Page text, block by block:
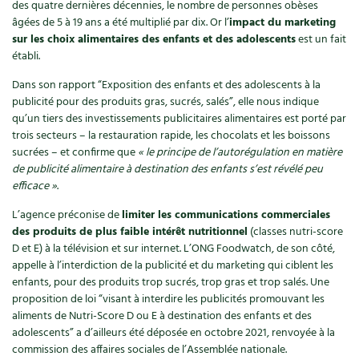
Cuisine saine
Cures, régimes
Techniques, conservation, organisation
Agenda, calendrier
NOUVEAUTÉS
Feuilleter le catalogue
Le magazineLes 4 saisons
Cartes cadeau
Séjourner en Trièves
Nous contacter
Bricolages au jardin
Outils et ustensiles du jardin
Biodiversité
Ravageurs et maladies au jardin
Petit élevage
Cuisine saine
Alimentation et nutrition
Recettes de printemps
Recettes par type de plat
Recettes sans gluten
Les chroniques de Marie
Forums
Jardin bio
Habitat écologique
Cuisine saine
Société et alternatives
Les 4 saisons& vous
Questions à la rédaction
Entre abonné·es
des quatre dernières décennies, le nombre de personnes obèses
âgées de 5 à 19 ans a été multiplié par dix. Or l’impact du marketing
sur les choix alimentaires des enfants et des adolescentsest un fait
établi.
Dans son rapport “Exposition des enfants et des adolescents à la
publicité pour des produits gras, sucrés, salés”, elle nous indique
qu’un tiers des investissements publicitaires alimentaires est porté par
trois secteurs – la restauration rapide, les chocolats et les boissons
sucrées – et confirme que« le principe de l’autorégulation en matière
de publicité alimentaire à destination des enfants s’est révélé peu
efficace ».
L’agence préconise delimiter les communications commerciales
des produits de plus faible intérêt nutritionnel (classes nutri-score
D et E) à la télévision et sur internet. L’ONG Foodwatch, de son côté,
appelle à l’interdiction de la publicité et du marketing qui ciblent les
enfants, pour des produits trop sucrés, trop gras et trop salés. Une
proposition de loi “visant à interdire les publicités promouvant les
aliments de Nutri-Score D ou E à destination des enfants et des
adolescents” a d’ailleurs été déposée en octobre 2021, renvoyée à la
commission des affaires sociales de l’Assemblée nationale.